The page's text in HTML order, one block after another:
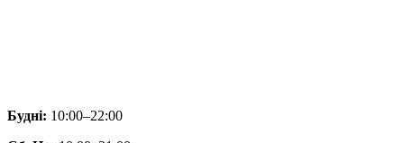
Будні: 10:00–22:00